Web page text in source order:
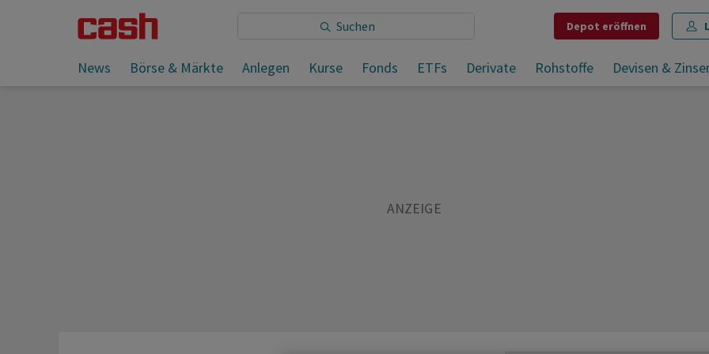
Depot eröffnen
News Börse & Märkte Anlegen Kurse Fonds ETFs Derivate Rohstoffe Devisen &
Sie lesen: Aktien Europa: Gute Zahlen beflügeln Kurse
Teilen Merken Drucken Kommentare